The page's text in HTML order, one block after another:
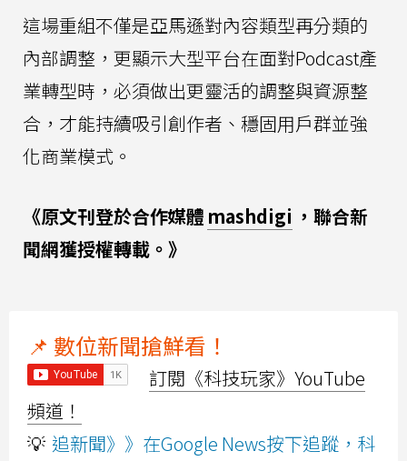
這場重組不僅是亞馬遜對內容類型再分類的
內部調整，更顯示大型平台在面對Podcast產
業轉型時，必須做出更靈活的調整與資源整
合，才能持續吸引創作者、穩固用戶群並強
化商業模式。
《原文刊登於合作媒體 mashdigi ，聯合新
聞網獲授權轉載。》
📌 數位新聞搶鮮看！
訂閱《科技玩家》YouTube
頻道！
💡 追新聞》》在Google News按下追蹤，科